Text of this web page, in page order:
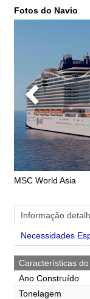
Fotos do Navio
Previous
MSC World Asia
Informação
Necessidades
Características
Ano Construído
Tonelagem